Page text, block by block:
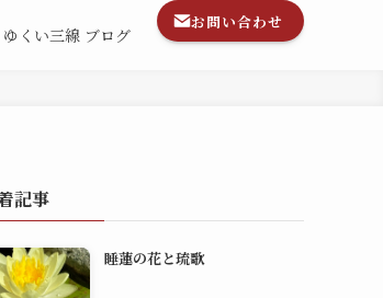
ゆくい三線 ブログ
お問い合わせ
記事
睡蓮の花と琉歌